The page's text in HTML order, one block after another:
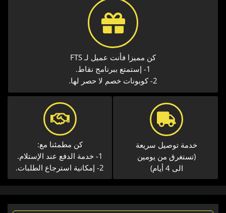
كن مميزا فأنت عميل لـ FTS
1- إستمتع ببرنامج نقاط.
2- كوبونات خصم لا حصر لها.
خدمة توصيل سريعة​
(تستغرق من يومين
الى 4 أيام)
كن مطمئنا مع:
1- خدمة الدفع عند الإستلام.
2- إمكانية استرجاع الطلبات.